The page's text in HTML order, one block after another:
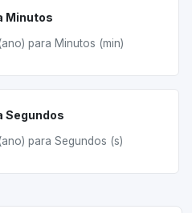
Minutos
para Minutos (min)
Segundos
para Segundos (s)